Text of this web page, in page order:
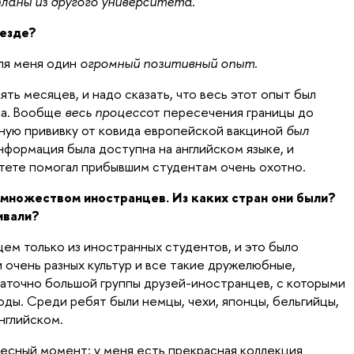
меня один огромный позитивный опыт.
месяцев, и надо сказать, что весь этот опыт был
Вообще весь процессот пересечения границы до
прививку от ковида европейской вакциной был
была доступна на английском языке, и
помогал прибывшим студентам очень охотно.
иностранцев. Из каких стран они были?
только из иностранных студентов, и это было
разных культур и все такие дружелюбные,
большой группы друзей-иностранцев, с которыми
Среди ребят были немцы, чехи, японцы, бельгийцы,
момент: у меня есть прекрасная коллекция